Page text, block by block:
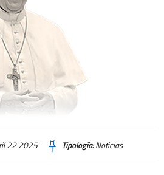
22 2025 Tipología:Noticias